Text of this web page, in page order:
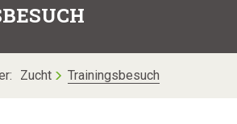
Zucht Trainingsbesuch